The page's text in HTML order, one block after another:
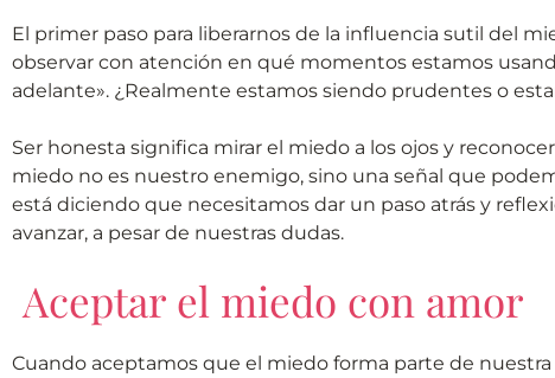
El primer paso para liberarnos de la influencia sutil del
observar con atención en qué momentos estamos
adelante». ¿Realmente estamos siendo prudentes o
Ser honesta significa mirar el miedo a los ojos y
miedo no es nuestro enemigo, sino una señal que
está diciendo que necesitamos dar un paso atrás y
avanzar, a pesar de nuestras dudas.
Aceptar el miedo con amor
Cuando aceptamos que el miedo forma parte de